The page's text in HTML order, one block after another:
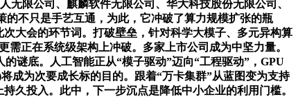
限公司、麒麟软件无限公司、华大科技股份无限公司、
不只是手艺互通，为此，它冲破了算力规模扩张的瓶
大会的环节词。打破壁垒，针对科学大模子、多元异构算
正在系统级架构上冲破。多家上市公司成为中坚力量。
谜底。人工智能正从“模子驱动”迈向“工程驱动”，GPU
成为次要成长标的目的。跟着“万卡集群”从蓝图变为支持
久投入。此中，下一步沉点是降低中小企业的利用门槛。